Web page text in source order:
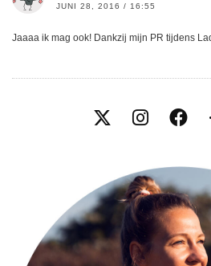
JUNI 28, 2016 / 16:55
Jaaaa ik mag ook! Dankzij mijn PR tijdens